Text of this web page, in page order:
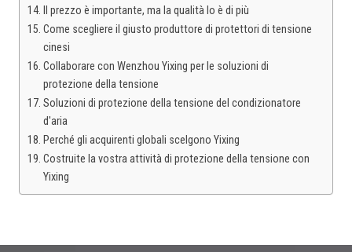
Il prezzo è importante, ma la qualità lo è di più
Come scegliere il giusto produttore di protettori di tensione
cinesi
Collaborare con Wenzhou Yixing per le soluzioni di
protezione della tensione
Soluzioni di protezione della tensione del condizionatore
d'aria
Perché gli acquirenti globali scelgono Yixing
Costruite la vostra attività di protezione della tensione con
Yixing